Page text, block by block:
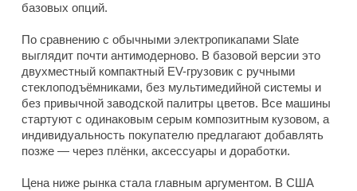
базовых опций.
По сравнению с обычными электропикапами Slate
выглядит почти антимодерново. В базовой версии это
двухместный компактный EV-грузовик с ручными
стеклоподъёмниками, без мультимедийной системы и
без привычной заводской палитры цветов. Все машины
стартуют с одинаковым серым композитным кузовом, а
индивидуальность покупателю предлагают добавлять
позже — через плёнки, аксессуары и доработки.
Цена ниже рынка стала главным аргументом. В США